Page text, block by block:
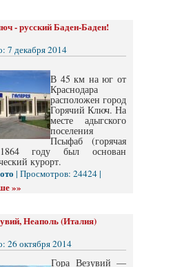
- русский Баден-Баден!
7 декабря 2014
В 45 км на юг от
Краснодара
расположен город
Горячий Ключ. На
месте адыгского
поселения
Псыфаб (горячая
году был основан
курорт.
| Просмотров: 24424 |
»»
Неаполь (Италия)
26 октября 2014
Гора Везувий —